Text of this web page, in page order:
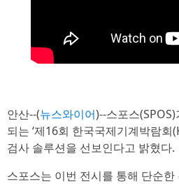
안산--(뉴스와이어)--스포스
되는 ‘제16회 한국국제기계박람회
검사 솔루션을 선보인다고 밝혔다.
스포스는 이번 전시를 통해 단순